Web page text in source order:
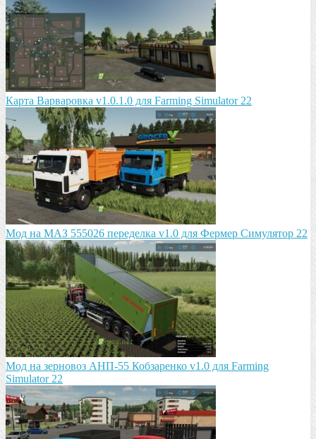
Карта Варваровка v1.0.1.0 для Farming Simulator 22
Мод на МАЗ 555026 пeрeдeлка v1.0 для Фермер Симулятор 22
Мод на зeрновоз АНП-55 Кобзарeнко v1.0 для Farming
Simulator 22